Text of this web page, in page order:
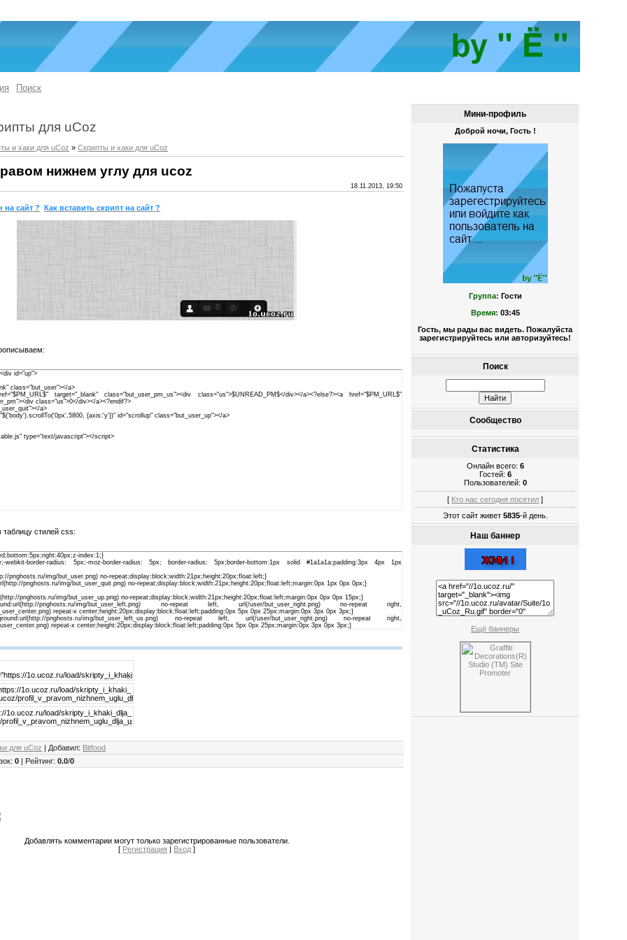
Поиск
для uCoz
и хаки для uCoz »Скрипты и хаки для uCoz
нижнем углу для ucoz
18.11.2013, 19:50
на сайт ? Как вставить скрипт на сайт ?
id="up">
class="but_user"></a>
target="_blank" class="but_user_pm_us"><div class="us">$UNREAD_PM$</div></a><?else?><a href="$PM_URL$"
class="us">0</div></a><?endif?>
a>
{axis:'y'})" id="scrollup" class="but_user_up"></a>
type="text/javascript"></script>
стилей css:
index:1;}
webkit-border-radius: 5px;-moz-border-radius: 5px; border-radius: 5px;border-bottom:1px solid #1a1a1a;padding:3px 4px 1px
pnghosts.ru/img/but_user.png) no-repeat;display:block;width:21px;height:20px;float:left;}
pnghosts.ru/img/but_user_quit.png) no-repeat;display:block;width:21px;height:20px;float:left;margin:0px 1px 0px 0px;}
pnghosts.ru/img/but_user_up.png) no-repeat;display:block;width:21px;height:20px;float:left;margin:0px 0px 0px 15px;}
pnghosts.ru/img/but_user_left.png) no-repeat left, url(/user/but_user_right.png) no-repeat right,
repeat-x center;height:20px;display:block;float:left;padding:0px 5px 0px 25px;margin:0px 3px 0px 3px;}
pnghosts.ru/img/but_user_left_us.png) no-repeat left, url(/user/but_user_right.png) no-repeat right,
repeat-x center;height:20px;display:block;float:left;padding:0px 5px 0px 25px;margin:0px 3px 0px 3px;}
для uCoz | Добавил: Bitfood
:0 | Рейтинг:0.0/0
Добавлять комментарии могут только зарегистрированные пользователи.
[ Регистрация | Вход ]
Мини-профиль
Доброй ночи, Гость !
Группа: Гости
Время: 03:45
Гость, мы рады вас видеть. Пожалуйста
зарегистрируйтесь или авторизуйтесь!
Поиск
Сообщество
Статистика
Онлайн всего: 6
Гостей: 6
Пользователей: 0
[ Кто нас сегодня посетил ]
Этот сайт живет 5835-й день.
Наш баннер
Ещё баннеры